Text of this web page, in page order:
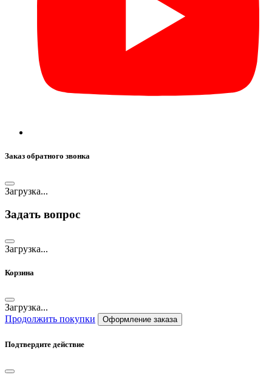
Заказ обратного звонка
Загрузка...
Задать вопрос
Загрузка...
Корзина
Загрузка...
Продолжить покупки
Оформление заказа
Подтвердите действие